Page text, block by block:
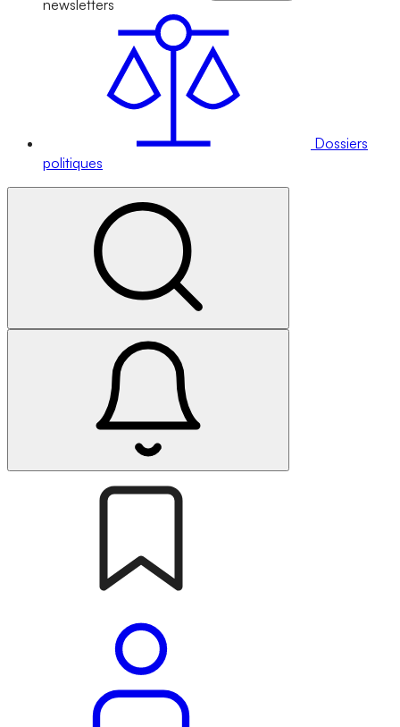
newsletters
Dossiers
politiques